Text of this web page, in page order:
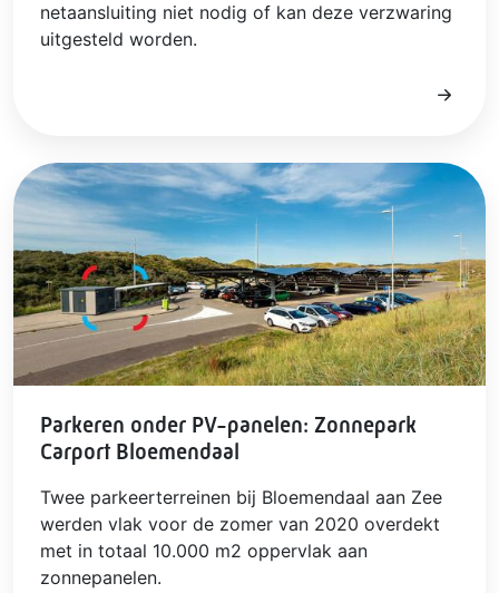
netaansluiting niet nodig of kan deze verzwaring
uitgesteld worden.
Parkeren onder PV-panelen: Zonnepark
Carport Bloemendaal
Twee parkeerterreinen bij Bloemendaal aan Zee
werden vlak voor de zomer van 2020 overdekt
met in totaal 10.000 m2 oppervlak aan
zonnepanelen.